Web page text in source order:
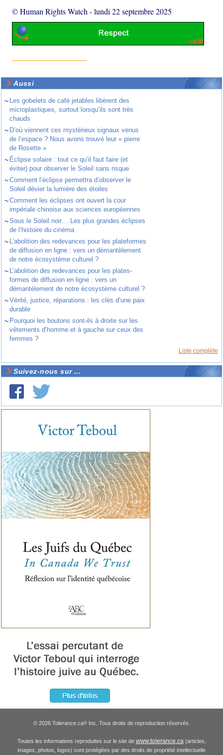
© Human Rights Watch -lundi 22 septembre 2025
Aussi
~ Les gobelets de café jetables libèrent des
microplastiques, surtout lorsqu’ils sont très
chauds
~ D’où viennent ces mystérieux signaux venus
de l’espace ? Nous avons trouvé leur « pierre
de Rosette »
~ Éclipse solaire : tout ce qu’il faut faire (et
éviter) pour observer le Soleil sans risque
~Comment l’éclipse permettra d’observer le
Soleil dévier la lumière des étoiles
~Comment les éclipses ont ouvert la cour
impériale chinoise aux sciences européennes
~Sous le Soleil noir… Les plus grandes éclipses
de l’histoire du cinéma
~ L’abolition des redevances pour les plateformes
de diffusion en ligne : vers un démantèlement
de notre écosystème culturel ?
~ L’abolition des redevances pour les plates-
formes de diffusion en ligne : vers un
démantèlement de notre écosystème culturel ?
~Vérité, justice, réparations : les clés d’une paix
durable
~ Pourquoi les boutons sont-ils à droite sur les
vêtements d’homme et à gauche sur ceux des
femmes ?
Liste complète
Suivez-nous sur ...
© 2026 Tolerance.ca®Inc. Tous droits de reproduction réservés.
Toutes les informations reproduites sur le site de www.tolerance.ca(articles,
images, photos, logos) sont protégées par des droits de propriété intellectuelle